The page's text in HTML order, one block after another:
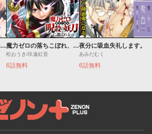
花嫁はベールの下で復讐を誓う 魔力ゼロの落ちこぼれ、呪殺の妖刀に選ばれる。
松おうき/玖遠紅音
6話無料
夜分に吸血失礼します。
あみだむく
6話無料
ゼノンプラス